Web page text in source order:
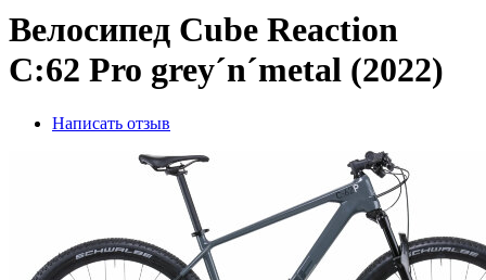
Велосипед Cube Reaction
C:62 Pro grey´n´metal (2022)
Написать отзыв